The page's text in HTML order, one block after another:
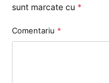
sunt marcate cu *
Comentariu *